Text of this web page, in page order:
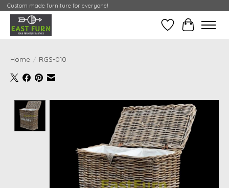
Custom made furniture for everyone!
Verlanglijst
Mijn
Home / RGS-010
Product image slideshow Items